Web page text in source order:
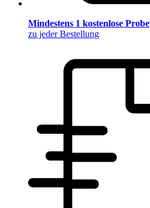
Mindestens 1 kostenlose Probe
zu jeder Bestellung